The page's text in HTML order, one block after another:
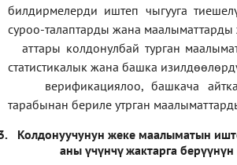
билдирмелерди иштеп чыгууга
суроо-талаптарды жана маалыматтарды
аттары колдонулбай турган
статистикалык жана башка
верификациялоо,башкача
тарабынан бериле утрган
Колдонуучунун жеке маалыматын
аны үчүнчү жактарга